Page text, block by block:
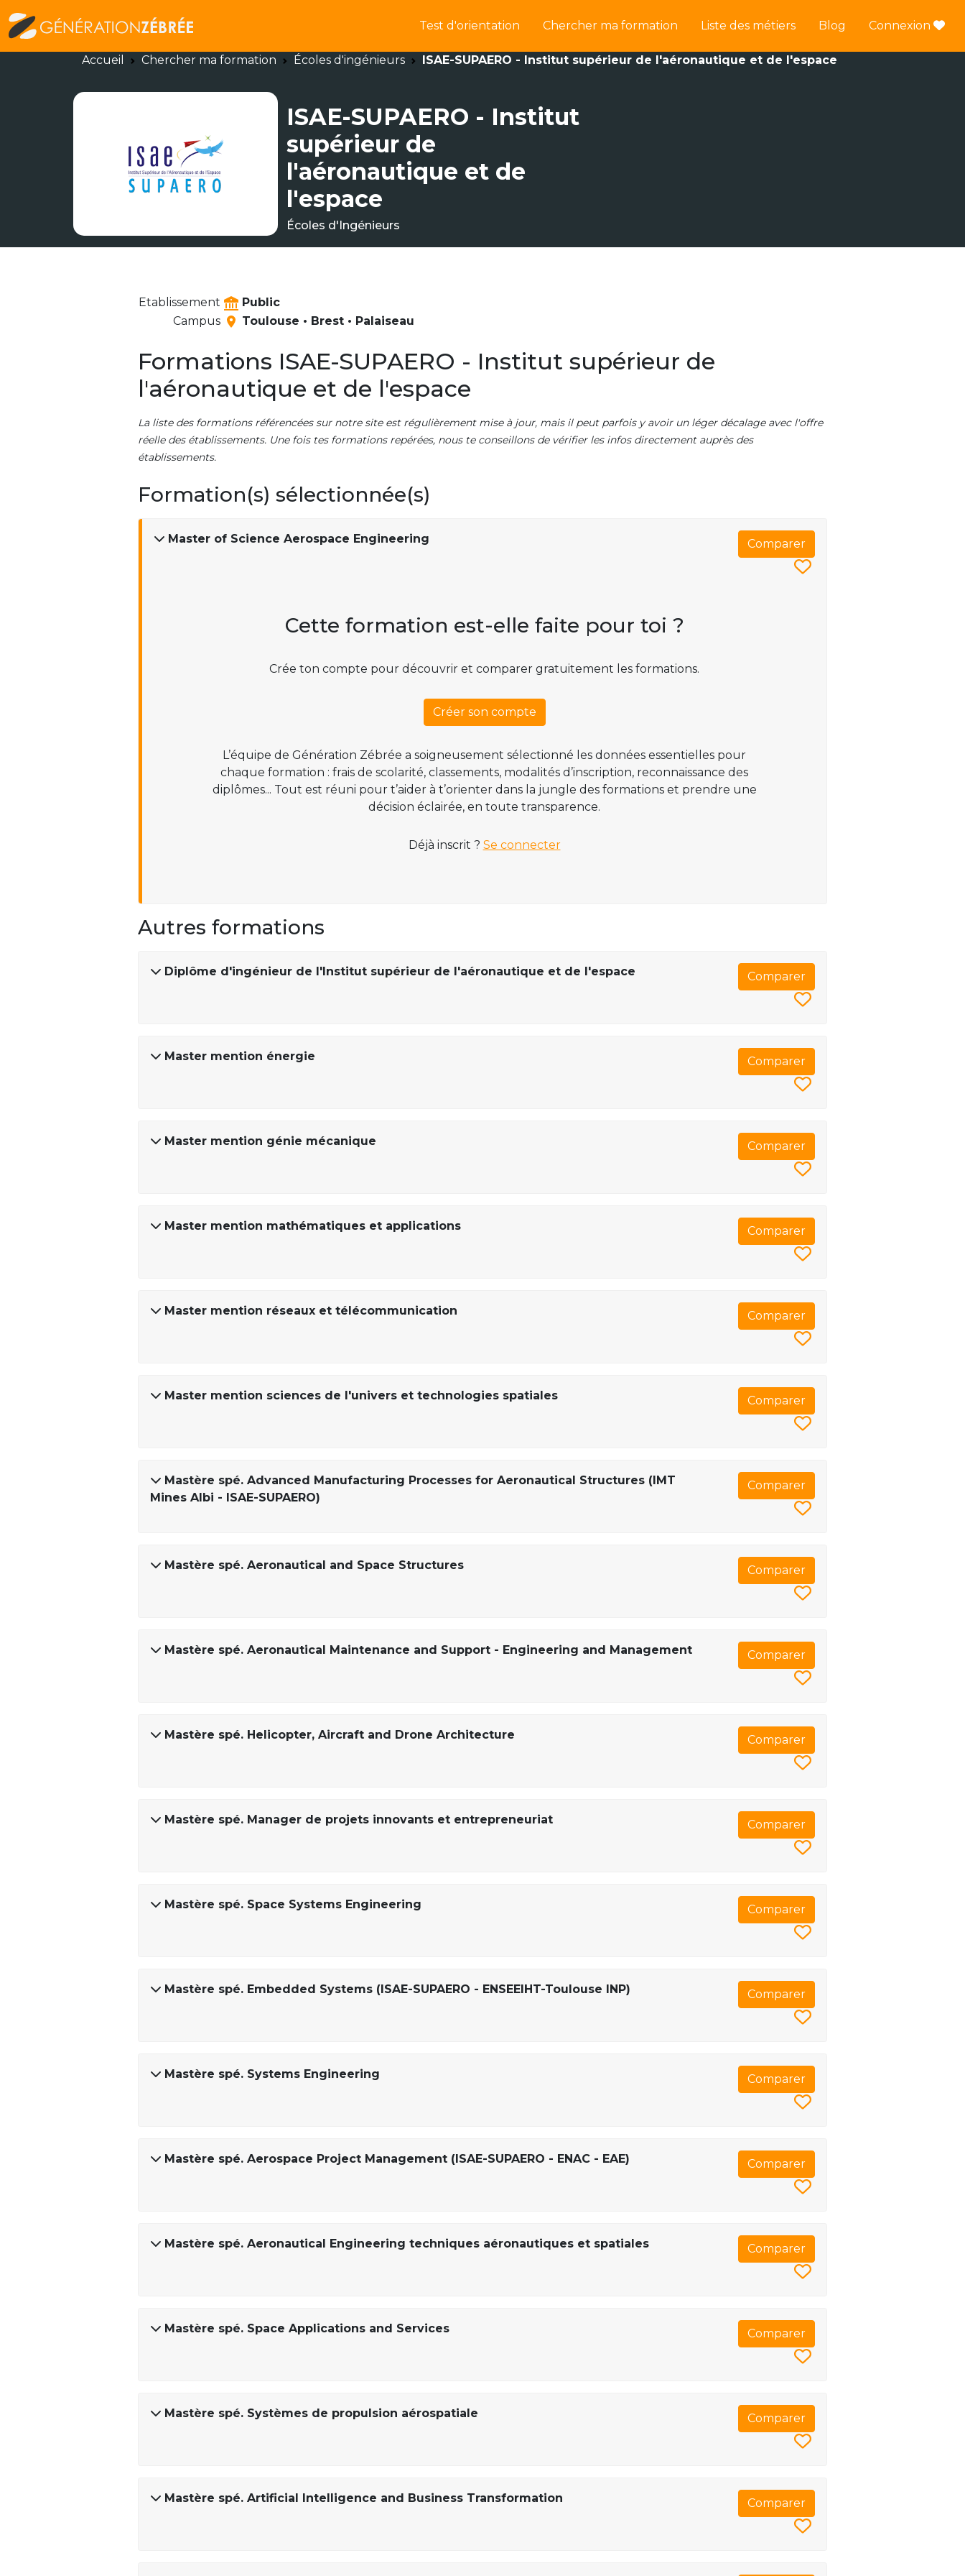
Test d'orientation Chercher ma formation Liste des métiers Blog Connexion
Accueil Chercher ma formation Écoles d'ingénieurs ISAE-SUPAERO - Institut supérieur de l'aéronautique et de l'espace
ISAE-SUPAERO - Institut
supérieur de
l'aéronautique et de
l'espace
Écoles d'Ingénieurs
Etablissement
Public
Campus
Toulouse • Brest • Palaiseau
Formations ISAE-SUPAERO - Institut supérieur de
l'aéronautique et de l'espace
La liste des formations référencées sur notre site est régulièrement mise à jour, mais il peut parfois y avoir un léger décalage avec l'offre
réelle des établissements. Une fois tes formations repérées, nous te conseillons de vérifier les infos directement auprès des
établissements.
Formation(s) sélectionnée(s)
Master of Science Aerospace Engineering Comparer
Cette formation est-elle faite pour toi ?
Crée ton compte pour découvrir et comparer gratuitement les formations.
Créer son compte
L’équipe de Génération Zébrée a soigneusement sélectionné les données essentielles pour
chaque formation : frais de scolarité, classements, modalités d’inscription, reconnaissance des
diplômes... Tout est réuni pour t’aider à t’orienter dans la jungle des formations et prendre une
décision éclairée, en toute transparence.
Déjà inscrit ? Se connecter
Autres formations
Diplôme d'ingénieur de l'Institut supérieur de l'aéronautique et de l'espace Comparer
Master mention énergie Comparer
Master mention génie mécanique Comparer
Master mention mathématiques et applications Comparer
Master mention réseaux et télécommunication Comparer
Master mention sciences de l'univers et technologies spatiales Comparer
Mastère spé. Advanced Manufacturing Processes for Aeronautical Structures (IMT
Mines Albi - ISAE-SUPAERO)
Comparer
Mastère spé. Aeronautical and Space Structures Comparer
Mastère spé. Aeronautical Maintenance and Support - Engineering and Management Comparer
Mastère spé. Helicopter, Aircraft and Drone Architecture Comparer
Mastère spé. Manager de projets innovants et entrepreneuriat Comparer
Mastère spé. Space Systems Engineering Comparer
Mastère spé. Embedded Systems (ISAE-SUPAERO - ENSEEIHT-Toulouse INP) Comparer
Mastère spé. Systems Engineering Comparer
Mastère spé. Aerospace Project Management (ISAE-SUPAERO - ENAC - EAE) Comparer
Mastère spé. Aeronautical Engineering techniques aéronautiques et spatiales Comparer
Mastère spé. Space Applications and Services Comparer
Mastère spé. Systèmes de propulsion aérospatiale Comparer
Mastère spé. Artificial Intelligence and Business Transformation Comparer